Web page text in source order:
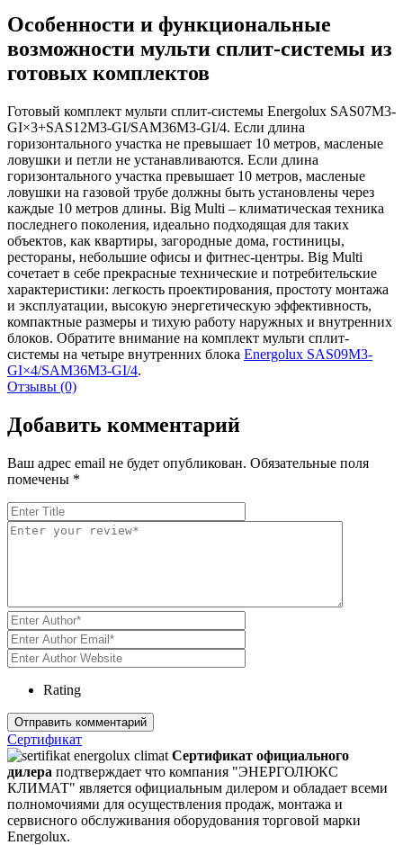
Особенности и функциональные
возможности мульти сплит-системы из
готовых комплектов
Готовый комплект мульти сплит-системы Energolux SAS07M3-
GI×3+SAS12M3-GI/SAM36M3-GI/4. Если длина
горизонтального участка не превышает 10 метров, масленые
ловушки и петли не устанавливаются. Если длина
горизонтального участка превышает 10 метров, масленые
ловушки на газовой трубе должны быть установлены через
каждые 10 метров длины. Big Multi – климатическая техника
последнего поколения, идеально подходящая для таких
объектов, как квартиры, загородные дома, гостиницы,
рестораны, небольшие офисы и фитнес-центры. Big Multi
сочетает в себе прекрасные технические и потребительские
характеристики: легкость проектирования, простоту монтажа
и эксплуатации, высокую энергетическую эффективность,
компактные размеры и тихую работу наружных и внутренних
блоков. Обратите внимание на комплект мульти сплит-
системы на четыре внутренних блока Energolux SAS09M3-
GI×4/SAM36M3-GI/4.
Отзывы (0)
Добавить комментарий
Ваш адрес email не будет опубликован. Обязательные поля
помечены *
Rating
Сертификат
Сертификат официального
дилера подтверждает что компания "ЭНЕРГОЛЮКС
КЛИМАТ" является официальным дилером и обладает всеми
полномочиями для осуществления продаж, монтажа и
сервисного обслуживания оборудования торговой марки
Energolux.